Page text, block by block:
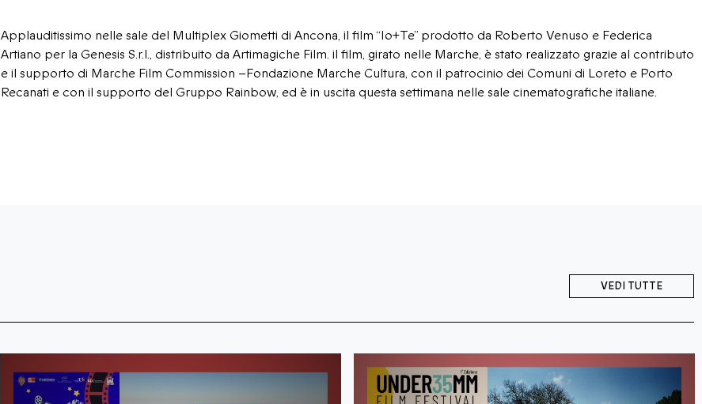
Applauditissimo nelle sale del Multiplex Giometti di Ancona, il film “Io+Te” prodotto da Roberto Venuso e Federica
Artiano per la Genesis S.r.l., distribuito da Artimagiche Film. il film, girato nelle Marche, è stato realizzato grazie al contributo
e il supporto di Marche Film Commission –Fondazione Marche Cultura, con il patrocinio dei Comuni di Loreto e Porto
Recanati e con il supporto del Gruppo Rainbow, ed è in uscita questa settimana nelle sale cinematografiche italiane.
VEDI TUTTE